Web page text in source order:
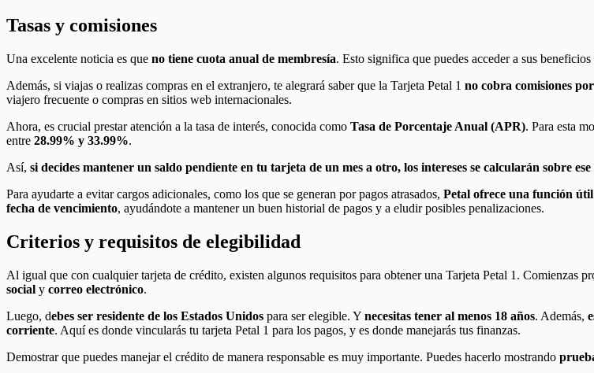
Tasas y comisiones
Una excelente noticia es que no tiene cuota anual de membresía. Esto significa que puedes acceder a sus
Además, si viajas o realizas compras en el extranjero, te alegrará saber que la Tarjeta Petal 1 no cobra comisiones
viajero frecuente o compras en sitios web internacionales.
Ahora, es crucial prestar atención a la tasa de interés, conocida como Tasa de Porcentaje Anual (APR). Para esta
entre 28.99% y 33.99%.
Así, si decides mantener un saldo pendiente en tu tarjeta de un mes a otro, los intereses se calcularán sobre ese
Para ayudarte a evitar cargos adicionales, como los que se generan por pagos atrasados, Petal ofrece una función
fecha de vencimiento, ayudándote a mantener un buen historial de pagos y a eludir posibles penalizaciones.
Criterios y requisitos de elegibilidad
Al igual que con cualquier tarjeta de crédito, existen algunos requisitos para obtener una Tarjeta Petal 1. Comienzas
social y correo electrónico.
Luego, debes ser residente de los Estados Unidos para ser elegible. Y necesitas tener al menos 18 años. Además,
corriente. Aquí es donde vincularás tu tarjeta Petal 1 para los pagos, y es donde manejarás tus finanzas.
Demostrar que puedes manejar el crédito de manera responsable es muy importante. Puedes hacerlo mostrando